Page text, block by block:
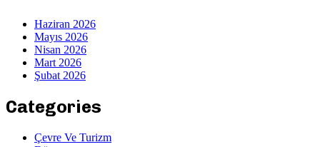
Haziran 2026
Mayıs 2026
Nisan 2026
Mart 2026
Şubat 2026
Categories
Çevre Ve Turizm